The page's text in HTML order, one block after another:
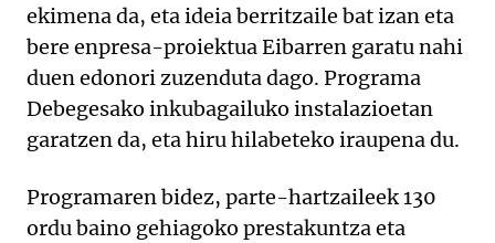
ekimena da, eta ideia berritzaile bat izan eta
bere enpresa-proiektua Eibarren garatu nahi
duen edonori zuzenduta dago. Programa
Debegesako inkubagailuko instalazioetan
garatzen da, eta hiru hilabeteko iraupena du.
Programaren bidez, parte-hartzaileek 130
ordu baino gehiagoko prestakuntza eta